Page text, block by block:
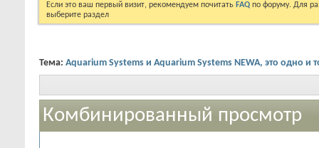
Если это ваш первый визит, рекомендуем почитать FAQ по форуму. Для
выберите раздел
Тема: Aquarium Systems и Aquarium Systems NEWA, это одно и
Комбинированный просмотр